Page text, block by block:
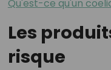
Qu'est-ce qu'un
Les
risque